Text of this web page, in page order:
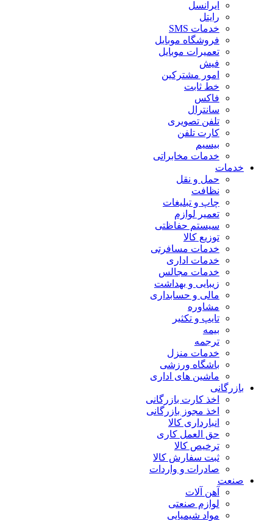
ایرانسل
رایتل
خدمات SMS
فروشگاه موبایل
تعمیرات موبایل
فیش
امور مشترکین
خط ثابت
فاکس
سانترال
تلفن تصویری
کارت تلفن
بیسیم
خدمات مخابراتی
خدمات
حمل و نقل
نظافت
چاپ و تبلیغات
تعمیر لوازم
سیستم حفاظتی
توزیع کالا
خدمات مسافرتی
خدمات اداری
خدمات مجالس
زیبایی و بهداشت
مالی و حسابداری
مشاوره
تایپ و تکثیر
بیمه
ترجمه
خدمات منزل
باشگاه ورزشی
ماشین های اداری
بازرگانی
اخذ کارت بازرگانی
اخذ مجوز بازرگانی
انبارداری کالا
حق العمل کاری
ترخیص کالا
ثبت سفارش کالا
صادرات و واردات
صنعت
آهن آلات
لوازم صنعتی
مواد شیمیایی